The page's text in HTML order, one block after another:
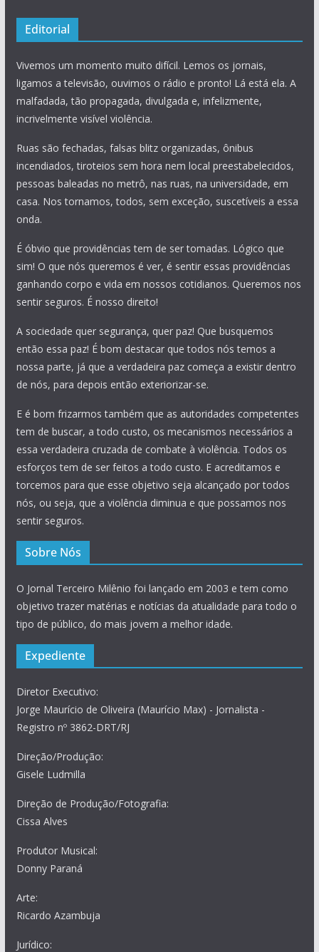
Editorial
Vivemos um momento muito difícil. Lemos os jornais,
ligamos a televisão, ouvimos o rádio e pronto! Lá está ela. A
malfadada, tão propagada, divulgada e, infelizmente,
incrivelmente visível violência.
Ruas são fechadas, falsas blitz organizadas, ônibus
incendiados, tiroteios sem hora nem local preestabelecidos,
pessoas baleadas no metrô, nas ruas, na universidade, em
casa. Nos tornamos, todos, sem exceção, suscetíveis a essa
onda.
É óbvio que providências tem de ser tomadas. Lógico que
sim! O que nós queremos é ver, é sentir essas providências
ganhando corpo e vida em nossos cotidianos. Queremos nos
sentir seguros. É nosso direito!
A sociedade quer segurança, quer paz! Que busquemos
então essa paz! É bom destacar que todos nós temos a
nossa parte, já que a verdadeira paz começa a existir dentro
de nós, para depois então exteriorizar-se.
E é bom frizarmos também que as autoridades competentes
tem de buscar, a todo custo, os mecanismos necessários a
essa verdadeira cruzada de combate à violência. Todos os
esforços tem de ser feitos a todo custo. E acreditamos e
torcemos para que esse objetivo seja alcançado por todos
nós, ou seja, que a violência diminua e que possamos nos
sentir seguros.
Sobre Nós
O Jornal Terceiro Milênio foi lançado em 2003 e tem como
objetivo trazer matérias e notícias da atualidade para todo o
tipo de público, do mais jovem a melhor idade.
Expediente
Diretor Executivo:
Jorge Maurício de Oliveira (Maurício Max) - Jornalista -
Registro nº 3862-DRT/RJ
Direção/Produção:
Gisele Ludmilla
Direção de Produção/Fotografia:
Cissa Alves
Produtor Musical:
Donny Paraná
Arte:
Ricardo Azambuja
Jurídico: